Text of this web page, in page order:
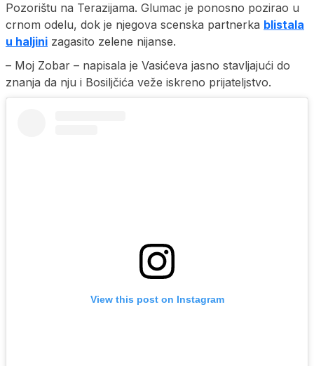
Pozorištu na Terazijama. Glumac je ponosno pozirao u
crnom odelu, dok je njegova scenska partnerka blistala
u haljini zagasito zelene nijanse.
– Moj Zobar – napisala je Vasićeva jasno stavljajući do
znanja da nju i Bosiljčića veže iskreno prijateljstvo.
View this post on Instagram